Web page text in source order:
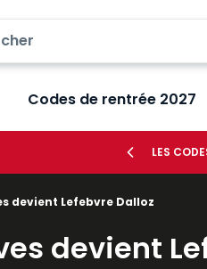
Codes de rentrée 2027
LES
devient Lefebvre Dalloz
devient